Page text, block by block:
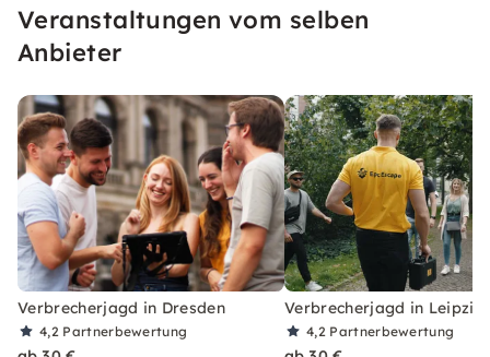
Veranstaltungen vom selben
Anbieter
Verbrecherjagd in Dresden
4,2 Partnerbewertung
Verbrecherjagd in Leipzig
4,2 Partnerbewertung